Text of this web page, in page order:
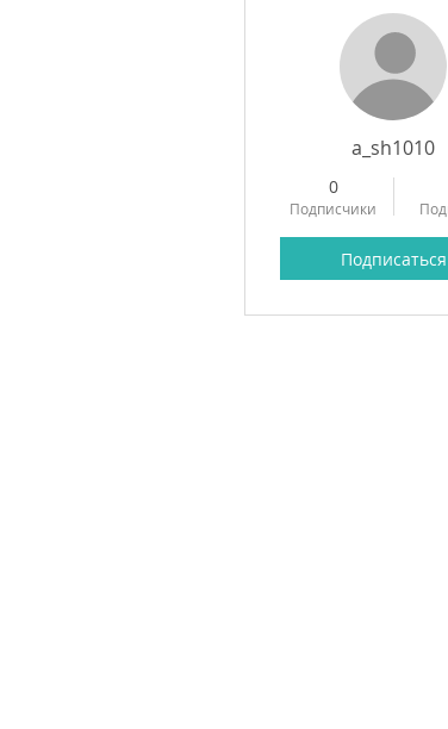
a_sh1010
0
Подписчики
Подписаться